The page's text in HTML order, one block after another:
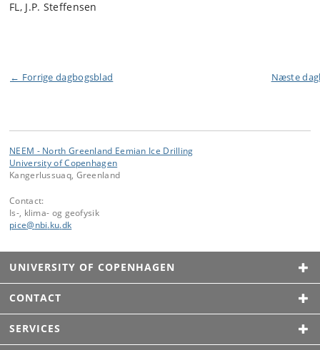
FL, J.P. Steffensen
← Forrige dagbogsblad Næste
NEEM - North Greenland Eemian Ice Drilling
University of Copenhagen
Kangerlussuaq, Greenland
Contact:
Is-, klima- og geofysik
pice@nbi.ku.dk
UNIVERSITY OF COPENHAGEN
CONTACT
SERVICES